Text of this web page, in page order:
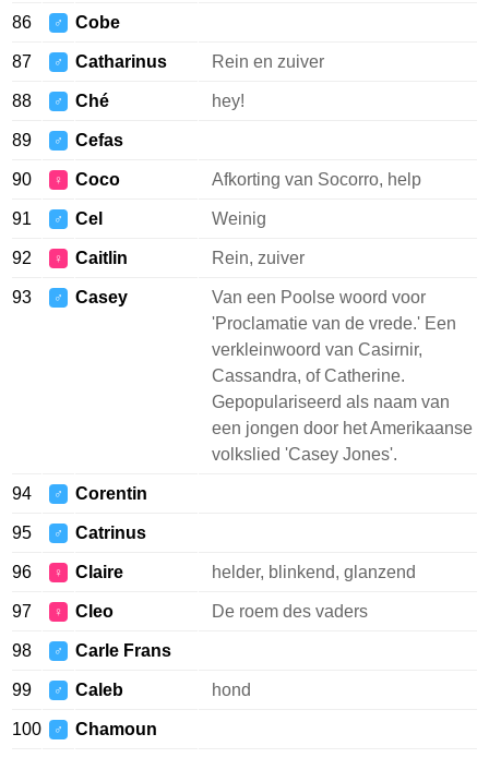
86 ♂ Cobe
87 ♂ Catharinus Rein en zuiver
88 ♂ Ché hey!
89 ♂ Cefas
90 ♀ Coco Afkorting van Socorro, help
91 ♂ Cel Weinig
92 ♀ Caitlin Rein, zuiver
93 ♂ Casey
Van een Poolse woord voor
'Proclamatie van de vrede.' Een
verkleinwoord van Casirnir,
Cassandra, of Catherine.
Gepopulariseerd als naam van
een jongen door het Amerikaanse
volkslied 'Casey Jones'.
94 ♂ Corentin
95 ♂ Catrinus
96 ♀ Claire helder, blinkend, glanzend
97 ♀ Cleo De roem des vaders
98 ♂ Carle Frans
99 ♂ Caleb hond
100 ♂ Chamoun